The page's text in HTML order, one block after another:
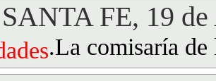
SANTA FE, 19
.La comisaría de